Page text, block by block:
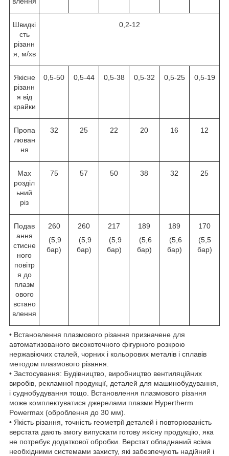
Швидкі
сть
різанн
я, м/хв
0,2-12
Якісне
різанн
я від
крайки
0,5-50 0,5-44 0,5-38 0,5-32 0,5-25 0,5-19
Пропа
люван
ня
32 25 22 20 16 12
Маx
розділ
ьний
різ
75 57 50 38 32 25
Подав
ання
стисне
ного
повітр
я до
плазм
ового
встано
влення
260
(5,9
бар)
260
(5,9
бар)
217
(5,9
бар)
189
(5,6
бар)
189
(5,6
бар)
170
(5,5
бар)
• Встановлення плазмового різання призначене для
автоматизованого високоточного фігурного розкрою
нержавіючих сталей, чорних і кольорових металів і сплавів
методом плазмового різання.
• Застосування: Будівництво, виробництво вентиляційних
виробів, рекламної продукції, деталей для машинобудування,
і суднобудування тощо. Встановлення плазмового різання
може комплектуватися джерелами плазми Hypertherm
Powermax (оброблення до 30 мм).
• Якість різання, точність геометрії деталей і повторюваність
верстата дають змогу випускати готову якісну продукцію, яка
не потребує додаткової обробки. Верстат обладнаний всіма
необхідними системами захисту, які забезпечують надійний і